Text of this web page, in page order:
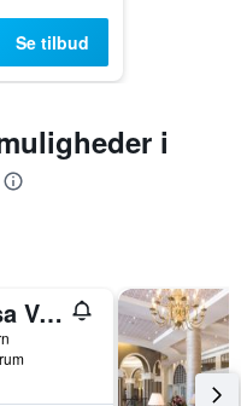
Se tilbud
i
Princessa Vera Hotel Apartments